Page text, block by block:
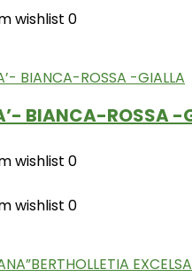
wishlist 0
BIANCA-ROSSA -
wishlist 0
wishlist 0